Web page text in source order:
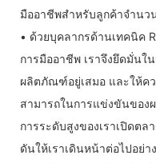
มืออาชีพสำหรับลูกค้าจำนว
• ด้วยบุคลากรด้านเทคนิค
การมืออาชีพ เราจึงยึดมั่น
ผลิตภัณฑ์อยู่เสมอ และให้ค
สามารถในการแข่งขันขอ
การระดับสูงของเราเปิดต
ดันให้เราเดินหน้าต่อไปอย่